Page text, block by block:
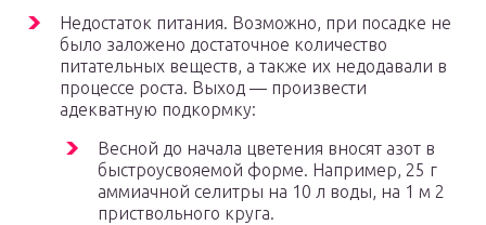
Недостаток питания. Возможно, при посадке не
было заложено достаточное количество
питательных веществ, а также их недодавали в
процессе роста. Выход — произвести
адекватную подкормку:
Весной до начала цветения вносят азот в
быстроусвояемой форме. Например, 25 г
аммиачной селитры на 10 л воды, на 1 м 2
приствольного круга.